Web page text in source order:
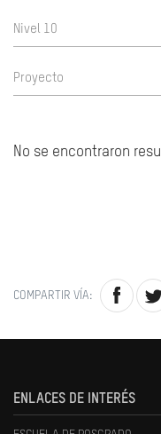
Nivel 10
Proyecto
No se encontraron
COMPARTIR VÍA:
ENLACES DE INTERÉS